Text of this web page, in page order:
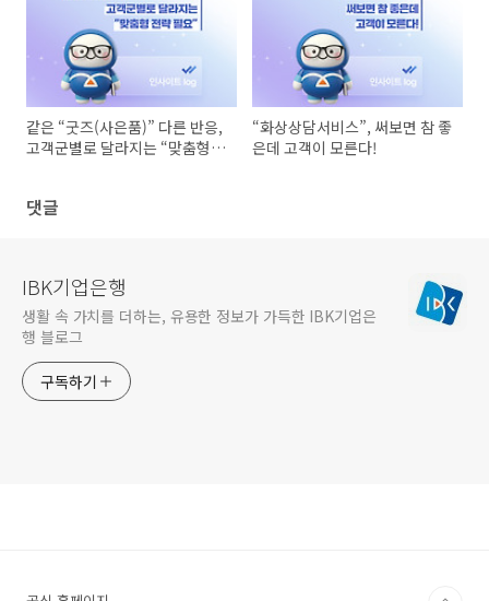
같은 “굿즈(사은품)” 다른 반응,
고객군별로 달라지는 “맞춤형
“화상상담서비스”, 써보면 참 좋
은데 고객이 모른다!
댓글
IBK기업은행
생활 속 가치를 더하는, 유용한 정보가 가득한 IBK기업은
행 블로그
구독하기